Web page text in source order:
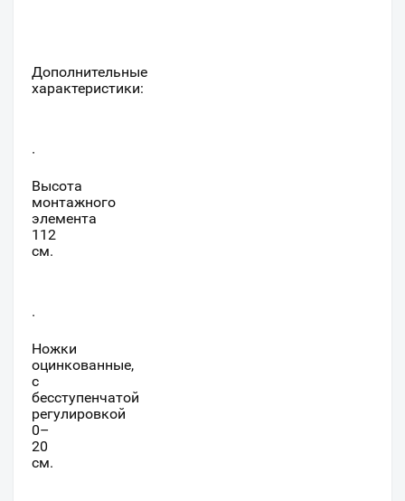
Дополнительные
характеристики:
·
Высота
монтажного
элемента
112
см.
·
Ножки
оцинкованные,
с
бесступенчатой
регулировкой
0–
20
см.